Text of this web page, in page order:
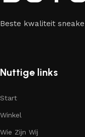
Beste kwaliteit
Nuttige links
Start
Winkel
Wie Zijn Wij